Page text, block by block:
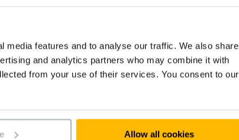
features and to analyse our traffic. We also share
and analytics partners who may combine it with
from your use of their services. You consent to our
Allow all cookies
de allereerste Jungheinrich Quiz plaats,
quiz brengt medewerkers, collega’s, vrienden
een gezellige avond waarin algemene
staan.
algemene thema’s aan bod. De
onderwerpen, waardoor deelnemers